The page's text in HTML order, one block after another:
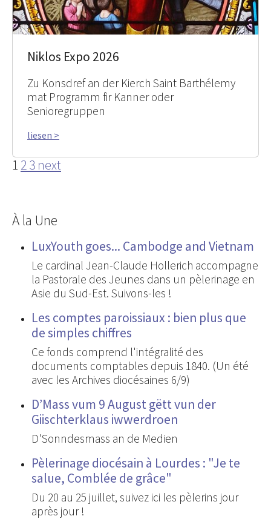
Niklos Expo 2026
Zu Konsdref an der Kierch Saint Barthélemy
mat Programm fir Kanner oder
Senioregruppen
liesen >
1 23 next
À la Une
LuxYouth goes... Cambodge and Vietnam
Le cardinal Jean-Claude Hollerich accompagne
la Pastorale des Jeunes dans un pèlerinage en
Asie du Sud-Est. Suivons-les !
Les comptes paroissiaux : bien plus que
de simples chiffres
Ce fonds comprend l'intégralité des
documents comptables depuis 1840. (Un été
avec les Archives diocésaines 6/9)
D’Mass vum 9 August gëtt vun der
Giischterklaus iwwerdroen
D'Sonndesmass an de Medien
Pèlerinage diocésain à Lourdes : "Je te
salue, Comblée de grâce"
Du 20 au 25 juillet, suivez ici les pèlerins jour
après jour !